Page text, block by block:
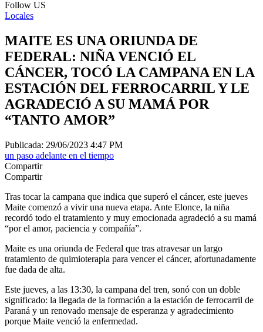
Follow US
Locales
MAITE ES UNA ORIUNDA DE
FEDERAL: NIÑA VENCIÓ EL
CÁNCER, TOCÓ LA CAMPANA EN LA
ESTACIÓN DEL FERROCARRIL Y LE
AGRADECIÓ A SU MAMÁ POR
“TANTO AMOR”
Publicada: 29/06/2023 4:47 PM
un paso adelante en el tiempo
Compartir
Compartir
Tras tocar la campana que indica que superó el cáncer, este jueves
Maite comenzó a vivir una nueva etapa. Ante Elonce, la niña
recordó todo el tratamiento y muy emocionada agradeció a su mamá
“por el amor, paciencia y compañía”.
Maite es una oriunda de Federal que tras atravesar un largo
tratamiento de quimioterapia para vencer el cáncer, afortunadamente
fue dada de alta.
Este jueves, a las 13:30, la campana del tren, sonó con un doble
significado: la llegada de la formación a la estación de ferrocarril de
Paraná y un renovado mensaje de esperanza y agradecimiento
porque Maite venció la enfermedad.